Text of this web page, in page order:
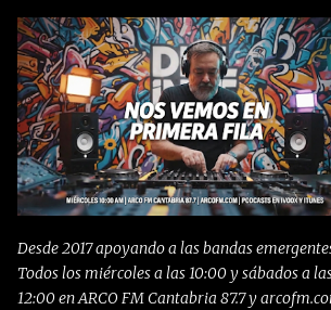
Ir al contenido
Desde 2017 apoyando a las bandas
Todos los miércoles a las 10:00 y sábados a
12:00 en ARCO FM Cantabria 87.7 y